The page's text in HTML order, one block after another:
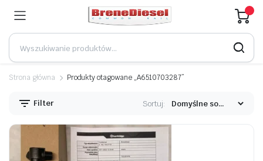
Strona główna Produkty otagowane „A6510703287”
Filter Sortuj: